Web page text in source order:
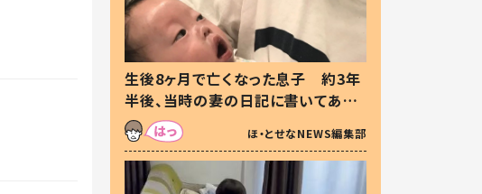
生後8ヶ月で亡くなった息子 約3年
半後、当時の妻の日記に書いてあっ
た本音とは
ほ・とせなNEWS編集部